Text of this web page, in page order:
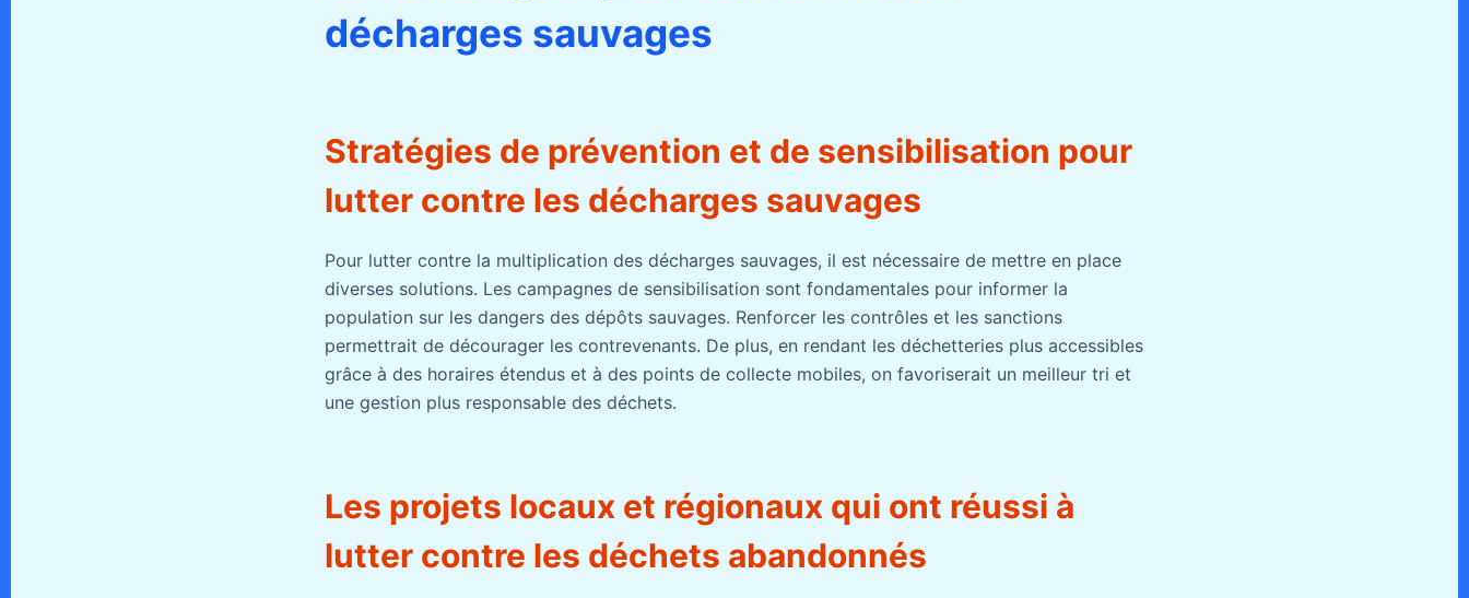
décharges sauvages
Stratégies de prévention et de sensibilisation pour
lutter contre les décharges sauvages
Pour lutter contre la multiplication des décharges sauvages, il est nécessaire de mettre en place
diverses solutions. Les campagnes de sensibilisation sont fondamentales pour informer la
population sur les dangers des dépôts sauvages. Renforcer les contrôles et les sanctions
permettrait de décourager les contrevenants. De plus, en rendant les déchetteries plus accessibles
grâce à des horaires étendus et à des points de collecte mobiles, on favoriserait un meilleur tri et
une gestion plus responsable des déchets.
Les projets locaux et régionaux qui ont réussi à
lutter contre les déchets abandonnés